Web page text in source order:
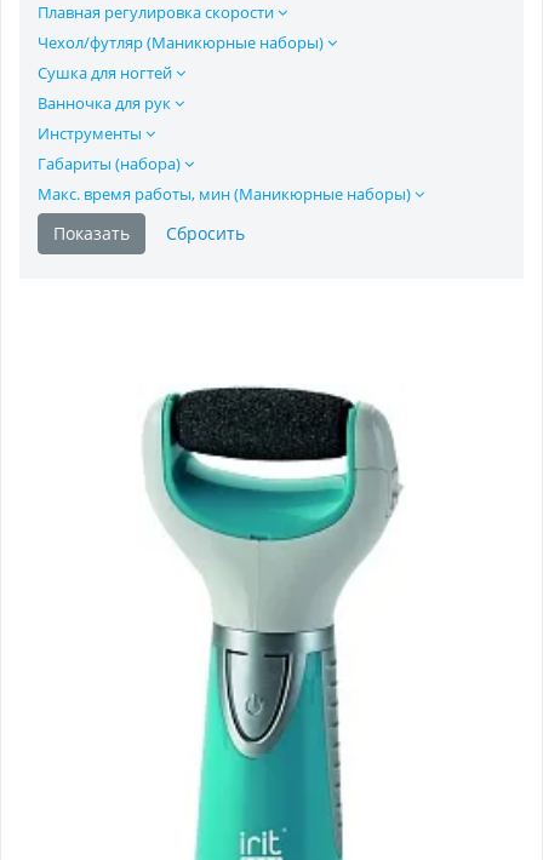
Плавная регулировка скорости
Чехол/футляр (Маникюрные наборы)
Сушка для ногтей
Ванночка для рук
Инструменты
Габариты (набора)
Макс. время работы, мин (Маникюрные наборы)